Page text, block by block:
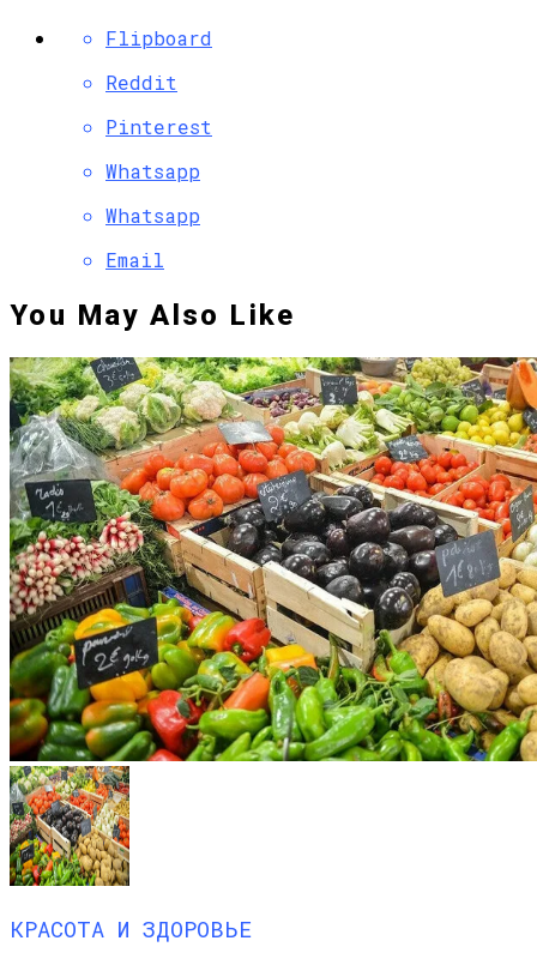
Flipboard
Reddit
Pinterest
Whatsapp
Whatsapp
Email
You May Also Like
КРАСОТА И ЗДОРОВЬЕ